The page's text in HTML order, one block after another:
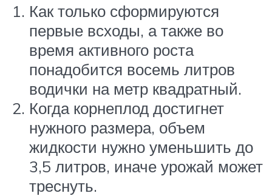
Как только сформируются
первые всходы, а также во
время активного роста
понадобится восемь литров
водички на метр квадратный.
Когда корнеплод достигнет
нужного размера, объем
жидкости нужно уменьшить до
3,5 литров, иначе урожай может
треснуть.